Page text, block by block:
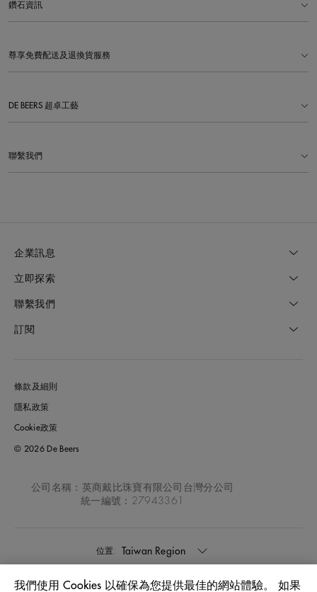
鑽石資訊
尊享免費配送及退換貨服務
DE BEERS 超卓工藝
聯繫我們
企業訊息
立即探索
聯繫我們
訂閱
條款及細則
隱私政策
Cookie政策
© 2026 De Beers
公司名稱：英商戴比珠寶有限公司台灣分公司
統一編號：27943361
位置: Taiwan Region
我們使用 Cookies 以確保為您提供最佳的網站體驗。 如果